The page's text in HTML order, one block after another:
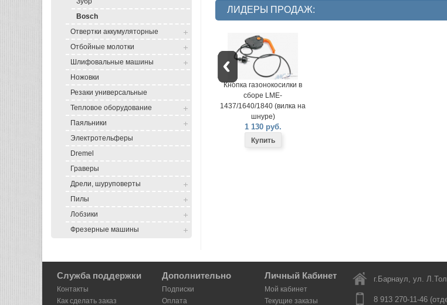
Bosch
Отвертки аккумуляторные
Отбойные молотки
Шлифовальные машины
Ножовки
Резаки универсальные
Тепловое оборудование
Паяльники
Электротельферы
Dremel
Граверы
Дрели, шуруповерты
Пилы
Лобзики
Фрезерные машины
ЛИДЕРЫ ПРОДАЖ:
1437/1640/1840 (вилка на
1 130 руб.
Кнопка газонокосилки в
сборе LME-
1437/1640/1840 (вилка на
шнуре)
1 130 руб.
Служба поддержки
Контакты
Как сделать заказ
Дополнительно
Подписки
Оплата
Личный Кабинет
Мой кабинет
Текущие заказы
г.Барнаул, ул.
8 913 270-11-46